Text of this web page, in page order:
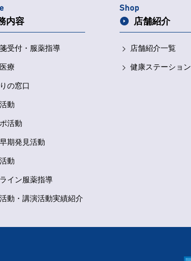
内容
受付・ 服薬指導
療
の窓口
動
活動
期発見活動
動
イン服薬指導
動・講演活動実績紹介
店舗紹介
店舗紹介一覧
健康ステーション